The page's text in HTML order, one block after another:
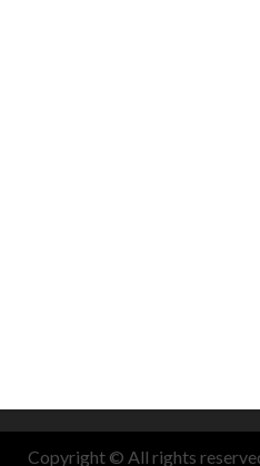
Copyright © All rights